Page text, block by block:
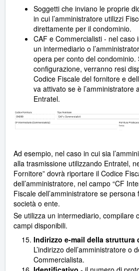
Soggetti che inviano le proprie
in cui l’amministratore utilizzi
direttamente per il condominio.
CAF e Commercialisti - nel caso
un intermediario o
opera per conto del condominio.
configurazione, verranno resi
Codice Fiscale del fornitore e
va attivato se è l’amministratore
Entratel.
Ad esempio, nel caso in cui sia
alla trasmissione utilizzando Entratel,
Fornitore” dovrà riportare il Codice
dell’amministratore, nel campo “CF
Fiscale dell’amministratore se persona
società o ente.
Se utilizza un intermediario, compilare
campi disponibili.
Indirizzo e-mail della struttura
L’indirizzo dell’amministratore o
Commercialista.